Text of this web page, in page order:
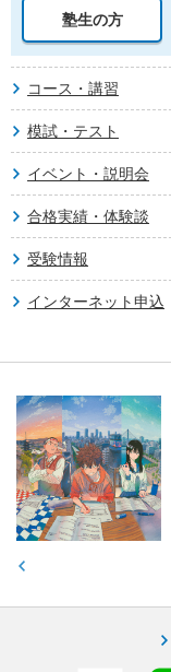
塾生の方
コース・講習
模試・テスト
イベント・説明会
合格実績・体験談
受験情報
インターネット申込